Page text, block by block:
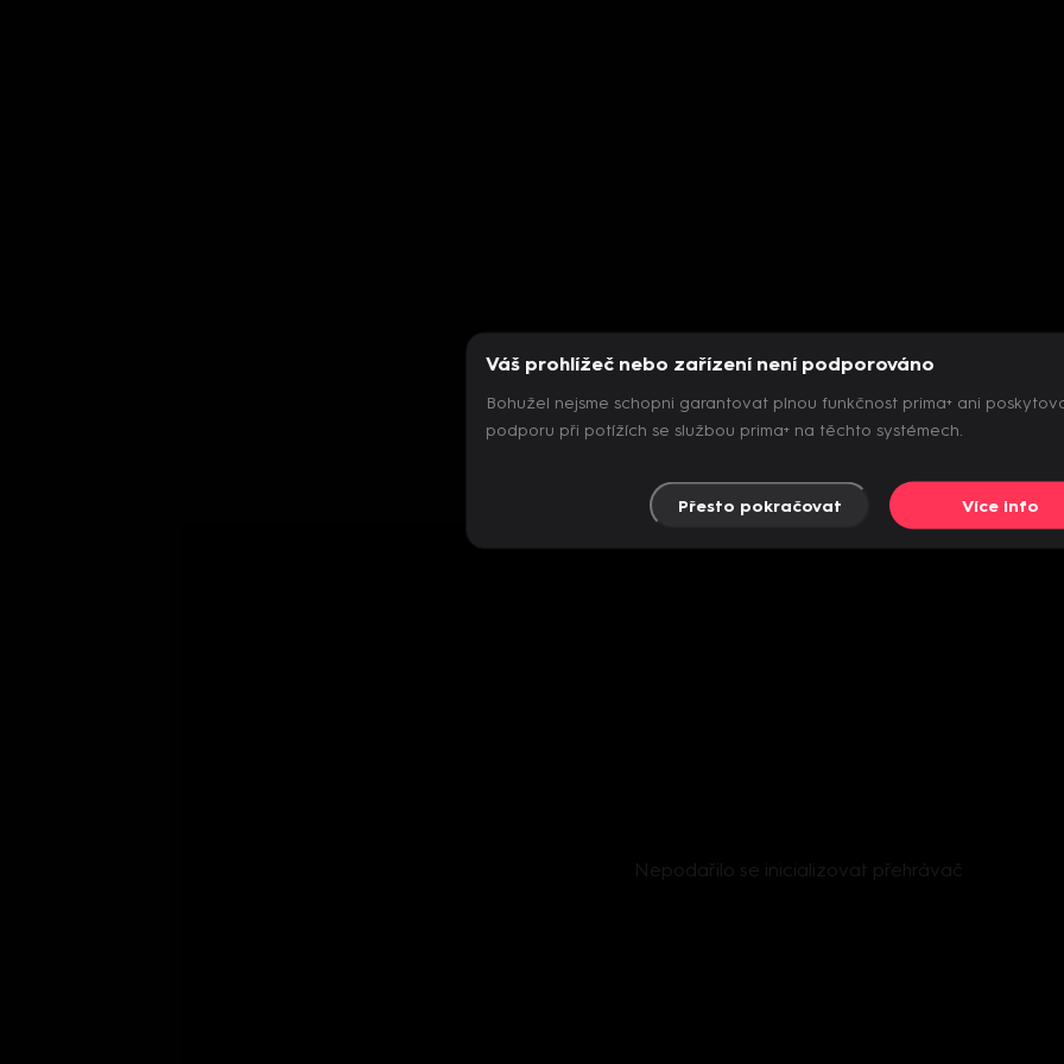
Nepodařilo se inicializovat přehrávač
Váš prohlížeč nebo zařízení není podporováno
Bohužel nejsme schopni garantovat plnou funkčnost prima+ ani
podporu při potížích se službou prima+ na těchto systémech.
Přesto pokračovat Více info